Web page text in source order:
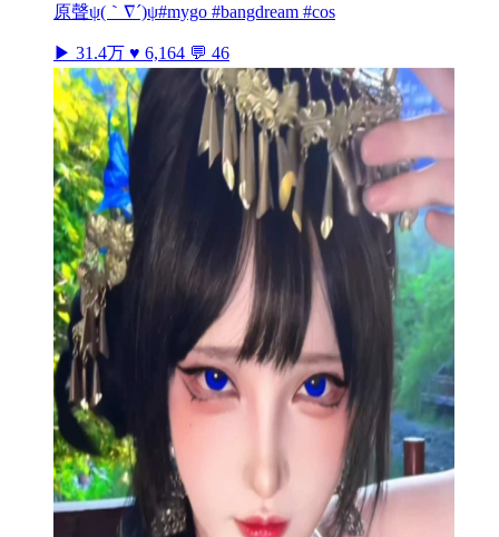
原聲ψ(｀∇´)ψ#mygo #bangdream #cos
▶ 31.4万 ♥ 6,164 💬 46